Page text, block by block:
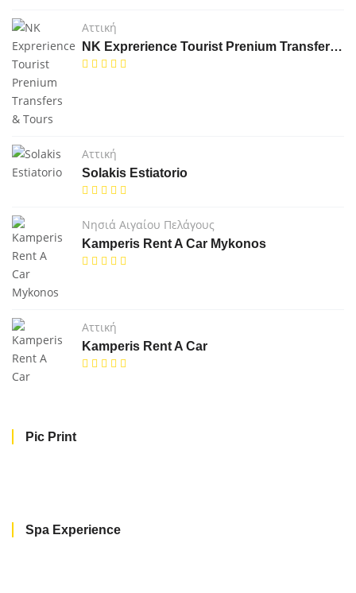
Αττική
NK Exprerience Tourist Prenium Transfers & Tours
Αττική
Solakis Estiatorio
Νησιά Αιγαίου Πελάγους
Kamperis Rent A Car Mykonos
Αττική
Kamperis Rent A Car
Pic Print
Spa Experience